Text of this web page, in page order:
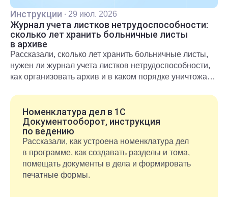
Инструкции · 29 июл. 2026
Журнал учета листков нетрудоспособности:
сколько лет хранить больничные листы
в архиве
Рассказали, сколько лет хранить больничные листы,
нужен ли журнал учета листков нетрудоспособности,
как организовать архив и в каком порядке уничтожать
Номенклатура дел в 1С
Документооборот, инструкция
по ведению
Рассказали, как устроена номенклатура дел
в программе, как создавать разделы и тома,
помещать документы в дела и формировать
печатные формы.